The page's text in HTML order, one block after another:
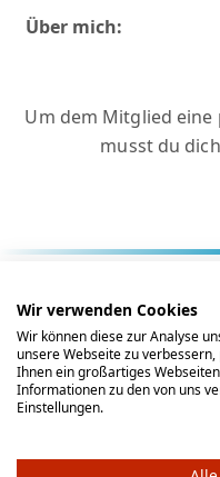
Über mich:
Um dem Mitglied eine
musst du
AGB
Social Media
Wir verwenden Cookies
Wir können diese zur Analyse
unsere Webseite zu
Ihnen ein großartiges
Informationen zu den von uns
Einstellungen.